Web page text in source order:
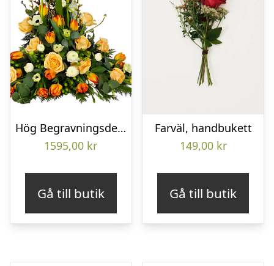
Hög Begravningsdekoration
1595,00 kr
Gå till butik
Farväl, handbukett
149,00 kr
Gå till butik